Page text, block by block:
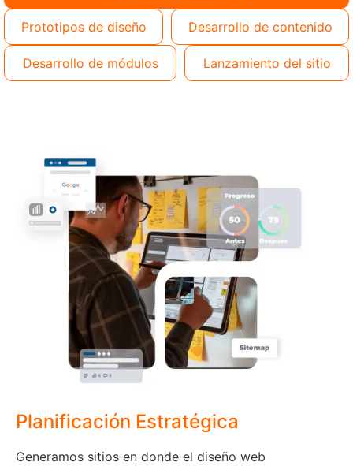
Prototipos de diseño Desarrollo de contenido
Desarrollo de módulos Lanzamiento del sitio
Planificación Estratégica
Generamos sitios en donde el diseño web